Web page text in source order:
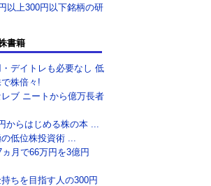
以上300円以下銘柄の研
書籍
デイトレも必要なし 低
株倍々!
ブ ニートから億万長者
からはじめる株の本 ...
低位株投資術 ...
ヵ月で66万円を3億円
ちを目指す人の300円